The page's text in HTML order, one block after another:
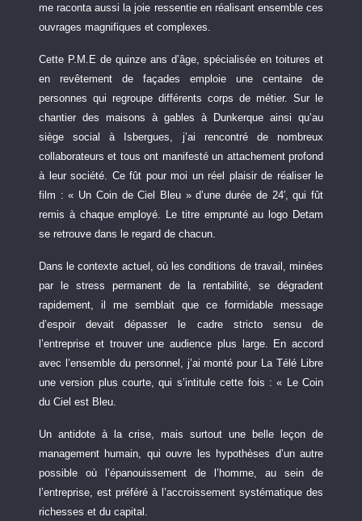
me raconta aussi la joie ressentie en réalisant ensemble ces
ouvrages magnifiques et complexes.
Cette P.M.E de quinze ans d’âge, spécialisée en toitures et
en revêtement de façades emploie une centaine de
personnes qui regroupe différents corps de métier. Sur le
chantier des maisons à gables à Dunkerque ainsi qu’au
siège social à Isbergues, j’ai rencontré de nombreux
collaborateurs et tous ont manifesté un attachement profond
à leur société. Ce fût pour moi un réel plaisir de réaliser le
film : « Un Coin de Ciel Bleu » d’une durée de 24′, qui fût
remis à chaque employé. Le titre emprunté au logo Detam
se retrouve dans le regard de chacun.
Dans le contexte actuel, où les conditions de travail, minées
par le stress permanent de la rentabilité, se dégradent
rapidement, il me semblait que ce formidable message
d’espoir devait dépasser le cadre stricto sensu de
l’entreprise et trouver une audience plus large. En accord
avec l’ensemble du personnel, j’ai monté pour La Télé Libre
une version plus courte, qui s’intitule cette fois : « Le Coin
du Ciel est Bleu.
Un antidote à la crise, mais surtout une belle leçon de
management humain, qui ouvre les hypothèses d’un autre
possible où l’épanouissement de l’homme, au sein de
l’entreprise, est préféré à l’accroissement systématique des
richesses et du capital.